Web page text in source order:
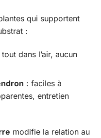
qui supportent
:
dans l’air, aucun
: faciles à
entretien
modifie la relation au